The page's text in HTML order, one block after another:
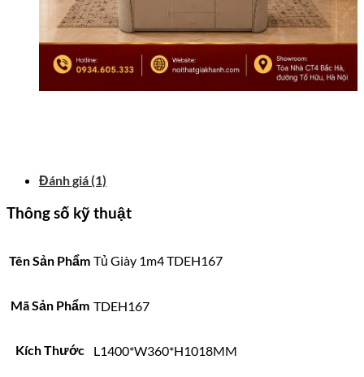
Đánh giá (1)
Thông số kỹ thuật
Tên Sản Phẩm Tủ Giày 1m4 TDEH167
Mã Sản Phẩm TDEH167
Kích Thước L1400*W360*H1018MM